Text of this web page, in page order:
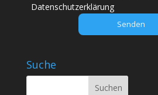
d
Datenschutzerklärung
Suche